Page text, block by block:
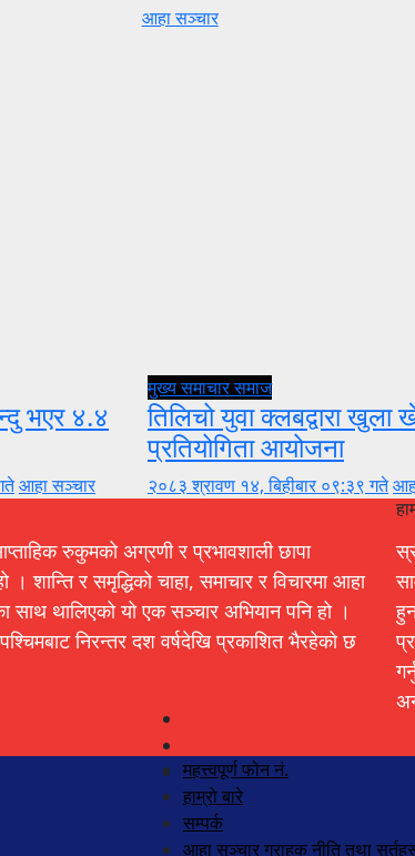
आहा सञ्चार
भएर ४.४
आहा सञ्चार
मुख्य समाचारसमाज
तिलिचो युवा क्लबद्वारा
प्रतियोगिता आयोजना
२०८३ श्रावण १४, बिहीबार ०९:३९ गते
रुकुमको अग्रणी र प्रभावशाली छापा
। शान्ति र समृद्धिको चाहा, समाचार र विचारमा आहा
साथ थालिएको यो एक सञ्चार अभियान पनि हो ।
निरन्तर दश वर्षदेखि प्रकाशित भैरहेको छ
महत्त्वपूर्ण फोन नं.
हाम्रो बारे
सम्पर्क
आहा सञ्चार ग्राहक नीति तथा